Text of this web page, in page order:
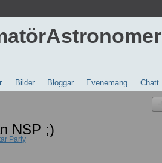
Bilder Bloggar Evenemang Chatt
NSP ;)
Party